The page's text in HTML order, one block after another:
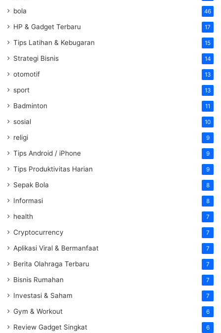
bola 46
HP & Gadget Terbaru 17
Tips Latihan & Kebugaran 15
Strategi Bisnis 14
otomotif 13
sport 13
Badminton 11
sosial 10
religi 9
Tips Android / iPhone 9
Tips Produktivitas Harian 9
Sepak Bola 8
Informasi 8
health 7
Cryptocurrency 7
Aplikasi Viral & Bermanfaat 7
Berita Olahraga Terbaru 7
Bisnis Rumahan 7
Investasi & Saham 7
Gym & Workout 6
Review Gadget Singkat 6